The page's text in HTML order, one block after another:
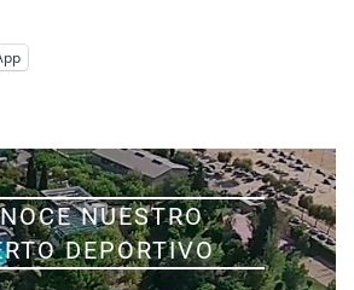
NUESTRO
DEPORTIVO